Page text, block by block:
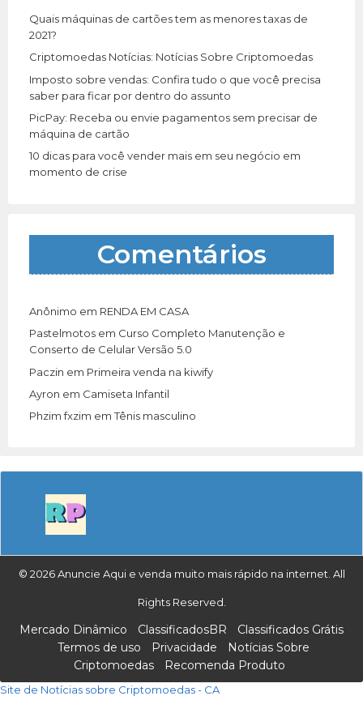
r
:
Quais máquinas de cartões tem as menores taxas de
2021?
Criptomoedas Notícias: Notícias Sobre Criptomoedas
Imposto sobre vendas: Confira tudo o que você precisa
saber para ficar por dentro do assunto
PicPay: Receba ou envie pagamentos sem precisar de
máquina de cartão
10 dicas para você vender mais em seu negócio em
momento de crise
Comentários
Anônimo em RENDA EM CASA
Pastelmotos em Curso Completo Manutenção e
Conserto de Celular Versão 5.0
Paczin em Primeira venda na kiwify
Ayron em Camiseta Infantil
Phzim fxzim emTênis masculino
© 2026 Anuncie Aqui e venda muito mais rápido na internet. All
Rights Reserved.
Mercado Dinâmico ClassificadosBR
Classificados Grátis
Termos de uso
Privacidade
Notícias Sobre
Criptomoedas
Recomenda Produto
Site de Notícias sobre Criptomoedas - CA